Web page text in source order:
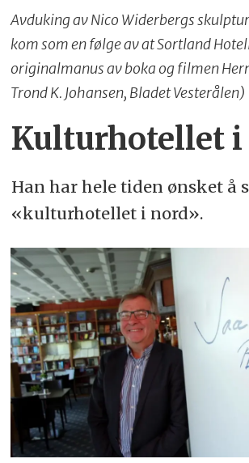
Avduking av Nico Widerbergs
kom som en følge av at Sortland
originalmanus av boka og filmen
Trond K. Johansen, Bladet Vesterålen)
Kulturhotellet i
Han har hele tiden ønsket å
«kulturhotellet i nord».